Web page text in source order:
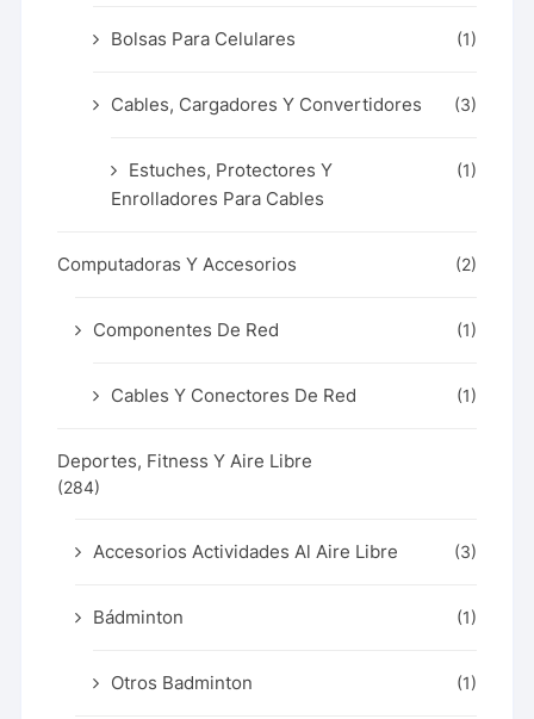
Bolsas Para Celulares (1)
Cables, Cargadores Y Convertidores (3)
Estuches, Protectores Y
Enrolladores Para Cables
(1)
Computadoras Y Accesorios (2)
Componentes De Red (1)
Cables Y Conectores De Red (1)
Deportes, Fitness Y Aire Libre
(284)
Accesorios Actividades Al Aire Libre (3)
Bádminton (1)
Otros Badminton (1)